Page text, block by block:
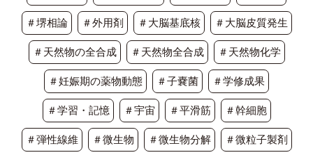
＃堺相論 ＃外用剤 ＃大脳基底核 ＃大脳皮質発生
＃天然物の全合成 ＃天然物全合成 ＃天然物化学
＃妊娠期の薬物動態 ＃子嚢菌 ＃学修成果
＃学習・記憶 ＃宇宙 ＃平滑筋 ＃幹細胞
＃弾性線維 ＃微生物 ＃微生物分解 ＃微粒子製剤